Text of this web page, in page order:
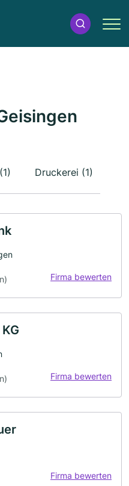
Druckerei (1)
Firma bewerten
Firma bewerten
Firma bewerten